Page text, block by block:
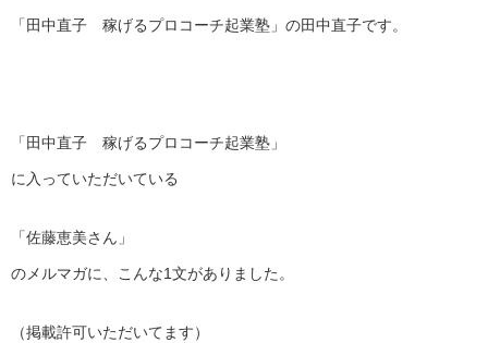
「田中直子 稼げるプロコーチ起業塾」の田中直子です。
「田中直子 稼げるプロコーチ起業塾」
に入っていただいている
「佐藤恵美さん」
のメルマガに、こんな1文がありました。
（掲載許可いただいてます）